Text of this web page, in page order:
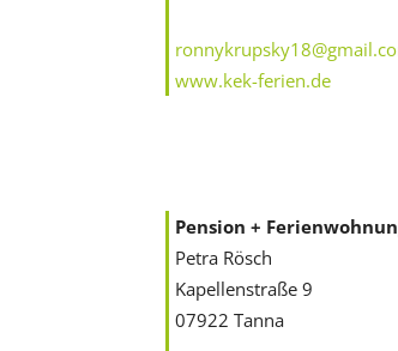
www.kek-ferien.de
Pension +
Petra Rösch
Kapellenstraße 9
07922 Tanna